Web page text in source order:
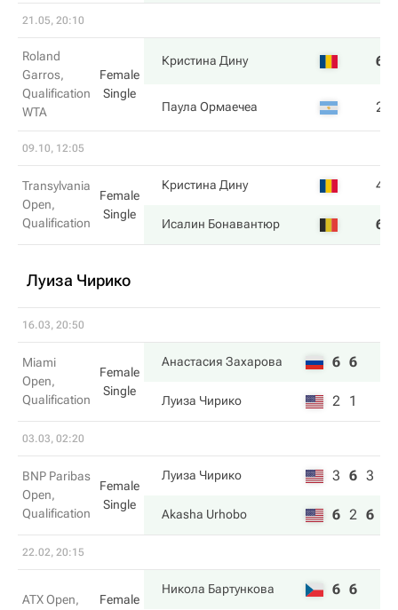
21.05, 20:10
Roland
Garros,
Qualification
WTA
Female
Single
Кристина Дину 6
Паула Ормаечеа 2
09.10, 12:05
Transylvania
Open,
Qualification
Female
Single
Кристина Дину 4
Исалин Бонавантюр 6
Луиза Чирико
16.03, 20:50
Miami
Open,
Qualification
Female
Single
Анастасия Захарова 6 6
Луиза Чирико 2 1
03.03, 02:20
BNP Paribas
Open,
Qualification
Female
Single
Луиза Чирико 3 6 3
Akasha Urhobo 6 2 6
22.02, 20:15
ATX Open,
Female
Никола Бартункова 6 6